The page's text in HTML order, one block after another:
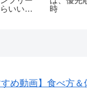
いいか
時
すめ動画】食べ方